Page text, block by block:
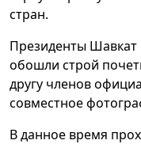
стран.
Президенты
обошли строй
другу членов
совместное
В данное время